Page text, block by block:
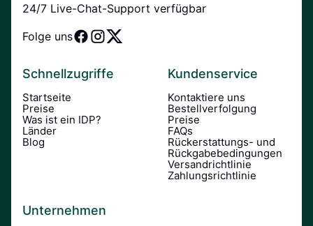
24/7 Live-Chat-Support verfügbar
Folge uns
Schnellzugriffe
Startseite
Preise
Was ist ein IDP?
Länder
Blog
Kundenservice
Kontaktiere uns
Bestellverfolgung
Preise
FAQs
Rückerstattungs- und
Rückgabebedingungen
Versandrichtlinie
Zahlungsrichtlinie
Unternehmen